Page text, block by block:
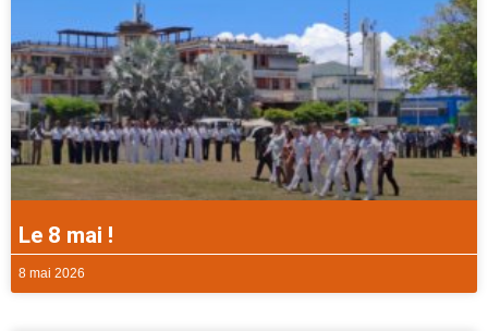
Le 8 mai !
8 mai 2026